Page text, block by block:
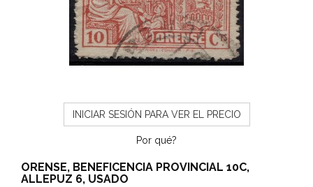
INICIAR SESIÓN PARA VER EL PRECIO
Por qué?
ORENSE, BENEFICENCIA PROVINCIAL 10C,
ALLEPUZ 6, USADO